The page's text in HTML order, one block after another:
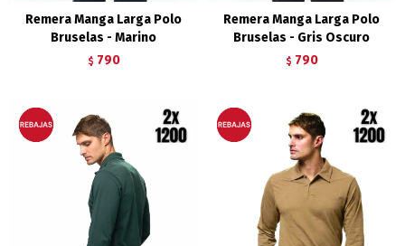
Remera Manga Larga Polo
Bruselas - Marino
$ 790
Remera Manga Larga Polo
Bruselas - Gris Oscuro
$ 790